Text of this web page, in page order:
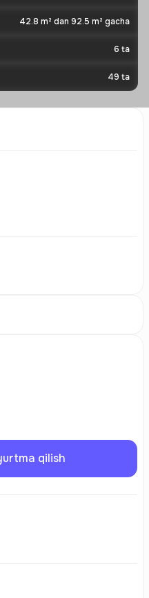
42.8 m² dan 92.5 m² gacha
6 ta
49 ta
qilish